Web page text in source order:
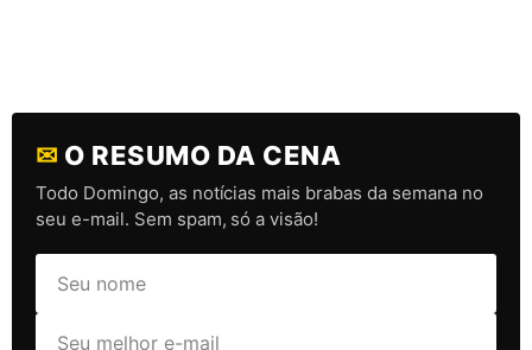
✉ O RESUMO DA CENA
Todo Domingo, as notícias mais brabas da semana no
seu e-mail. Sem spam, só a visão!